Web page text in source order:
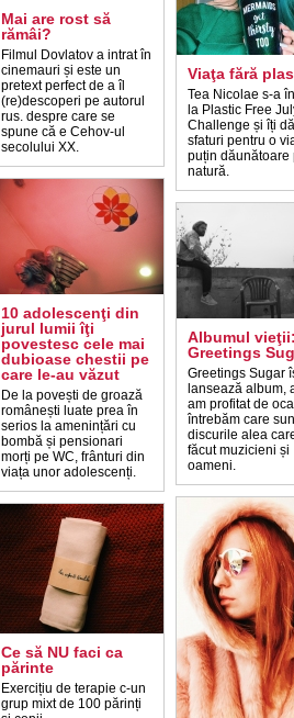
Mai are rost să
rămâi?
Filmul Dovlatov a intrat în
cinemauri și este un
pretext perfect de a îl
(re)descoperi pe autorul
rus. despre care se
spune că e Cehov-ul
secolului XX.
10 adolescenţi din
jurul lumii îţi
povestesc cele mai
dubioase chestii pe
care le-au văzut
De la povești de groază
românești luate prea în
serios la amenințări cu
bombă și pensionari
morți pe WC, frânturi din
viața unor adolescenți.
Ce să NU faci ca
părinte
Exercițiu de terapie c-un
grup mixt de 100 părinți
Viaţa fără
Tea Nicolae s-a
la Plastic Free
Challenge și îți
sfaturi pentru o
puțin dăunătoare
natură.
Albumul
Greetings
Greetings Sugar
lansează album,
am profitat de
întrebăm care
discurile alea
făcut muzicieni și
oameni.